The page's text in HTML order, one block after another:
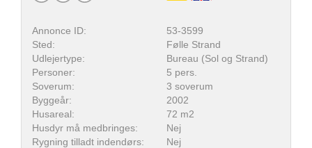
Annonce ID:
53-3599
Sted:
Følle Strand
Udlejertype:
Bureau (Sol og Strand)
Personer:
5 pers.
Soverum:
3 soverum
Byggeår:
2002
Husareal:
72 m2
Husdyr må medbringes:
Nej
Rygning tilladt indendørs:
Nej